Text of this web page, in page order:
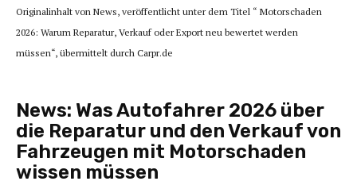
Originalinhalt von News, veröffentlicht unter dem Titel “ Motorschaden
2026: Warum Reparatur, Verkauf oder Export neu bewertet werden
müssen“, übermittelt durch Carpr.de
News: Was Autofahrer 2026 über
die Reparatur und den Verkauf von
Fahrzeugen mit Motorschaden
wissen müssen